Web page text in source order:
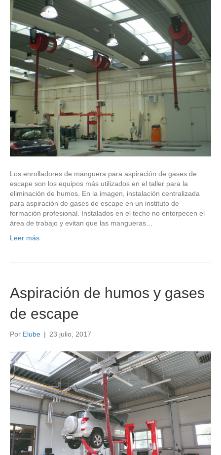
Los enrolladores de manguera para aspiración de gases de
escape son los equipos más utilizados en el taller para la
eliminación de humos. En la imagen, instalación centralizada
para aspiración de gases de escape en un instituto de
formación profesional. Instalados en el techo no entorpecen el
área de trabajo y evitan que las mangueras…
Leer más
Aspiración de humos y gases
de escape
Por Elube | 23 julio, 2017